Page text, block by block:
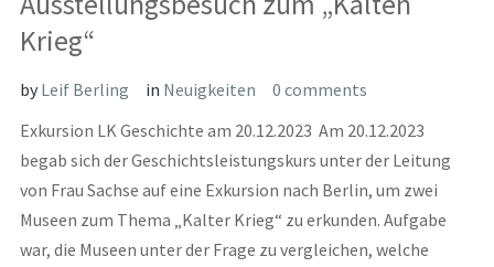
Krieg“
byLeif Berling in Neuigkeiten
0 comments
Exkursion LK Geschichte am 20.12.2023 Am 20.12.2023
begab sich der Geschichtsleistungskurs unter der Leitung
von Frau Sachse auf eine Exkursion nach Berlin, um zwei
Museen zum Thema „Kalter Krieg“ zu erkunden. Aufgabe
war, die Museen unter der Frage zu vergleichen, welche